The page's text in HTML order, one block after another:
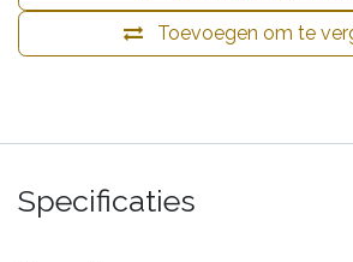
Toevoegen om te
Specificaties